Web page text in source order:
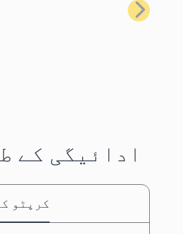
پچھلا
ادائیگی کے
کرپٹو